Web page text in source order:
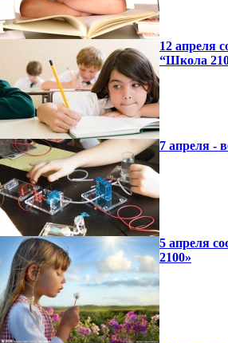
12 апреля
“Школа
7 апреля -
5 апреля
2100»